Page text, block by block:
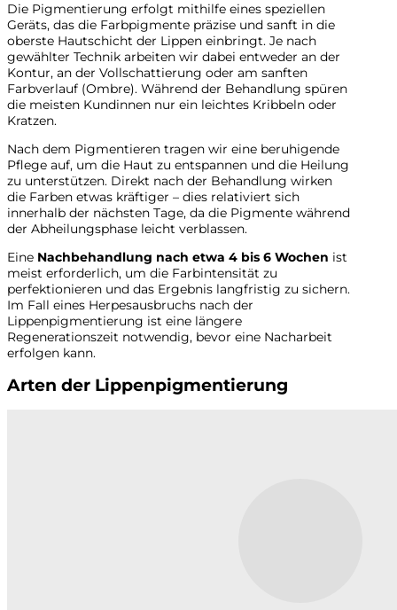
Die Pigmentierung erfolgt mithilfe eines speziellen
Geräts, das die Farbpigmente präzise und sanft in die
oberste Hautschicht der Lippen einbringt. Je nach
gewählter Technik arbeiten wir dabei entweder an der
Kontur, an der Vollschattierung oder am sanften
Farbverlauf (Ombre). Während der Behandlung spüren
die meisten Kundinnen nur ein leichtes Kribbeln oder
Kratzen.
Nach dem Pigmentieren tragen wir eine beruhigende
Pflege auf, um die Haut zu entspannen und die Heilung
zu unterstützen. Direkt nach der Behandlung wirken
die Farben etwas kräftiger – dies relativiert sich
innerhalb der nächsten Tage, da die Pigmente während
der Abheilungsphase leicht verblassen.
Eine Nachbehandlung nach etwa 4 bis 6 Wochen ist
meist erforderlich, um die Farbintensität zu
perfektionieren und das Ergebnis langfristig zu sichern.
Im Fall eines Herpesausbruchs nach der
Lippenpigmentierung ist eine längere
Regenerationszeit notwendig, bevor eine Nacharbeit
erfolgen kann.
Arten der Lippenpigmentierung